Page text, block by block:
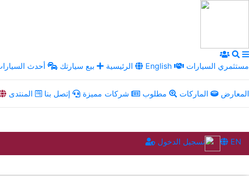
الرئيسية بيع سيارتك أحدث English مستثمري السيارات
المعارض الماركات مطلوب شركات مميزة إتصل بنا المنتدى
تسجيل الدخول EN